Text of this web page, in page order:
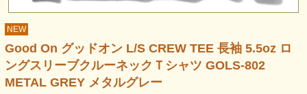
NEW
Good On グッドオン L/S CREW TEE 長袖 5.5oz ロ
ングスリーブクルーネックＴシャツ GOLS-802
METAL GREY メタルグレー